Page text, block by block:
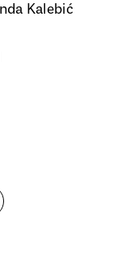
Kalebić